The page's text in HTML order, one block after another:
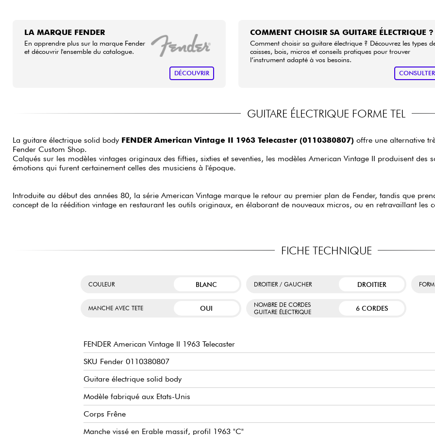
LA MARQUE FENDER
En apprendre plus sur la marque Fender
et découvrir l'ensemble du catalogue.
DÉCOUVRIR
COMMENT CHOISIR SA GUITARE ÉLECTRIQUE ?
Comment choisir sa guitare électrique ? Découvrez les types
caisses, bois, micros et conseils pratiques pour trouver
l’instrument adapté à vos besoins.
CONSULTER
GUITARE ÉLECTRIQUE FORME TEL
La guitare électrique solid body FENDER American Vintage II 1963 Telecaster (0110380807) offre une alternative
Fender Custom Shop.
Calqués sur les modèles vintages originaux des fifties, sixties et seventies, les modèles American Vintage II produisent des
émotions qui furent certainement celles des musiciens à l'époque.
Introduite au début des années 80, la série American Vintage marque le retour au premier plan de Fender, tandis que
concept de la réédition vintage en restaurant les outils originaux, en élaborant de nouveaux micros, ou en retravaillant les
FICHE TECHNIQUE
COULEUR BLANC DROITIER / GAUCHER DROITIER
MANCHE AVEC TETE OUI
NOMBRE DE CORDES
GUITARE ÉLECTRIQUE
6 CORDES
FENDER American Vintage II 1963 Telecaster
SKU Fender 0110380807
Guitare électrique solid body
Modèle fabriqué aux Etats-Unis
Corps Frêne
Manche vissé en Erable massif, profil 1963 "C"